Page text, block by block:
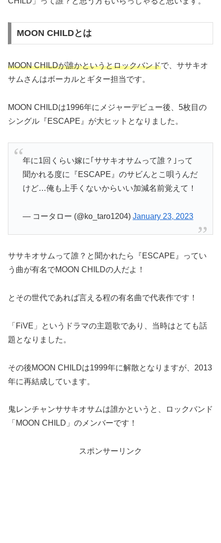
MOON CHILDとは
MOON CHILDが誰かというとロックバンドで、ササキオ
サムさんはボーカルとギター担当です。
MOON CHILDは1996年にメジャーデビュー後、5枚目の
シングル『ESCAPE』が大ヒットとなりました。
年に1回くらい嫁に｢ササキオサムって誰？｣って
聞かれる度に『ESCAPE』のサビんとこ唄うんだ
けど…俺も上手くないからいい加減名前覚えて！
— コータロー (@ko_taro1204) January 23, 2023
ササキオサムって誰？と聞かれたら『ESCAPE』ってい
う曲が有名でMOON CHILDの人だよ！
とその世代であれば言える程の有名曲で代表作です！
「FiVE」というドラマの主題歌であり、当時はとても話
題となりました。
その後MOON CHILDは1999年に解散となりますが、2013
年に再結成しています。
鬼レンチャンササキオサムは誰かというと、ロックバンド
「MOON CHILD」のメンバーです！
スポンサーリンク